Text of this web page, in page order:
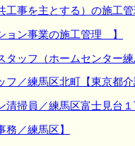
工事を主とする）の施工
ョン事業の施工管理 】
ッフ（ホームセンター練
／練馬区北町【東京都介
掃員／練馬区富士見台１
／練馬区】